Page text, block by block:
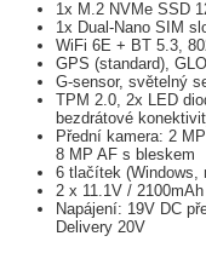
1x M.2 NVMe SSD
1x Dual-Nano SIM
WiFi 6E + BT 5.3,
GPS (standard),
G-sensor, světelný
TPM 2.0, 2x LED
bezdrátové
Přední kamera: 2
8 MP AF s bleskem
6 tlačítek (Windows,
2 x 11.1V /
Napájení: 19V DC
Delivery 20V